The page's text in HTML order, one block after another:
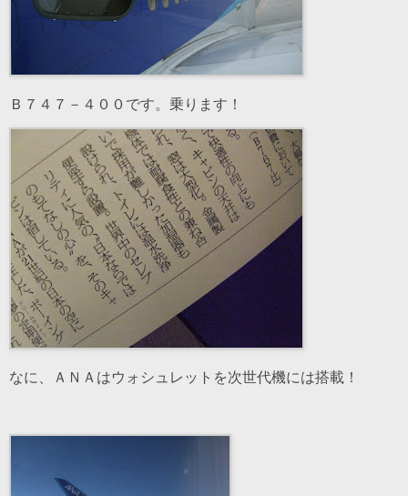
Ｂ７４７－４００です。乗ります！
なに、ＡＮＡはウォシュレットを次世代機には搭載！